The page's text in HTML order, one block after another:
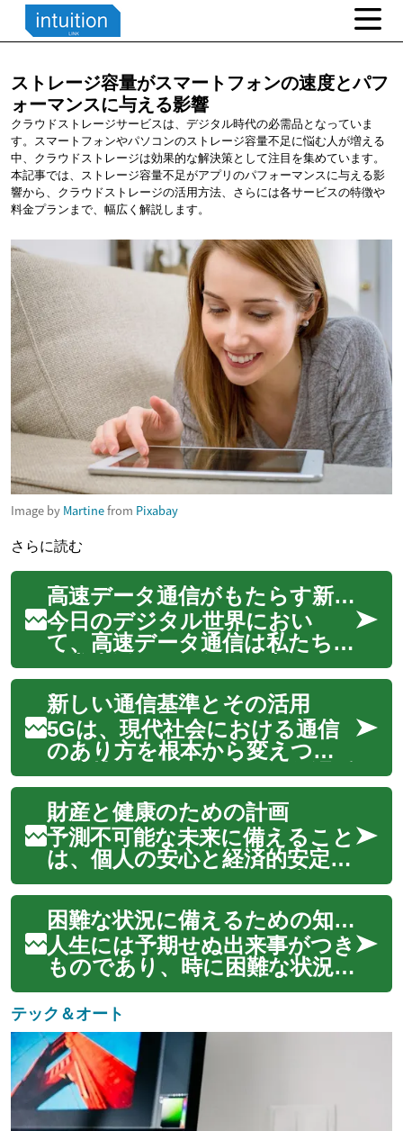
ストレージ容量がスマートフォンの速度とパフ
ォーマンスに与える影響
クラウドストレージサービスは、デジタル時代の必需品となっていま
す。スマートフォンやパソコンのストレージ容量不足に悩む人が増える
中、クラウドストレージは効果的な解決策として注目を集めています。
本記事では、ストレージ容量不足がアプリのパフォーマンスに与える影
響から、クラウドストレージの活用方法、さらには各サービスの特徴や
料金プランまで、幅広く解説します。
Image by Martinefrom Pixabay
さらに読む
高速データ通信がもたらす新たな体験
今日のデジタル世界におい
て、高速データ通信は私たちの
日常生活に不可欠な要素となっ
ています。特に5Gネットワー
クの登場は、モバイル通信の未
来を大きく変え、これまでの
体験を飛躍的に向上させる可能
性を秘めています。この新し
い世代のワイヤレス...
新しい通信基準とその活用
5Gは、現代社会における通信
のあり方を根本から変えつつ
ある技術です。高速かつ低遅延
のこの新しい通信基準は、スマ
ートフォンの利用体験を向上さ
せるだけでなく、自動運転、遠
隔医療、スマートシティとい
った多様な分野でのイノベー
ションを加速させ...
財産と健康のための計画
予測不可能な未来に備えること
は、個人の安心と経済的安定を
築く上で不可欠です。人生には
予期せぬ出来事がつきもので
あり、これらに適切に対処す
るための計画を立てること
は、多くの人にとって賢明な選
択となります。この計画の中心
にあるのが、財産と...
困難な状況に備えるための知恵と実践
人生には予期せぬ出来事がつき
ものであり、時に困難な状況に
直面することもあります。そ
うした不確実性から個人や家
族、そして資産を守るために、
保険は重要な役割を果たしま
す。単なる金銭的な契約ではな
く、将来に対する安心と安定を
築くための実践的...
テック＆オート